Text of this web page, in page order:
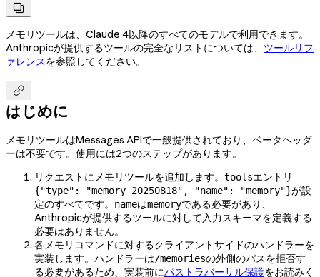

メモリツールは、Claude 4以降のすべてのモデルで利用できます。
Anthropicが提供するツールの完全なリストについては、 ツールリフ
ァレンスを参照してください。

はじめに
メモリツールはMessages APIで一般提供されており、ベータヘッダ
ーは不要です。使用には2つのステップがあります。
リクエストにメモリツールを追加します。 toolsエントリ
{"type": "memory_20250818", "name": "memory"}が設
定のすべてです。
nameはmemoryである必要があり、
Anthropicが提供するツールに対して入力スキーマを定義する
必要はありません。
各メモリコマンドに対するクライアントサイドのハンドラーを
実装します。ハンドラーは/memoriesの外側のパスを拒否す
る必要があるため、実装前にパストラバーサル保護をお読みく